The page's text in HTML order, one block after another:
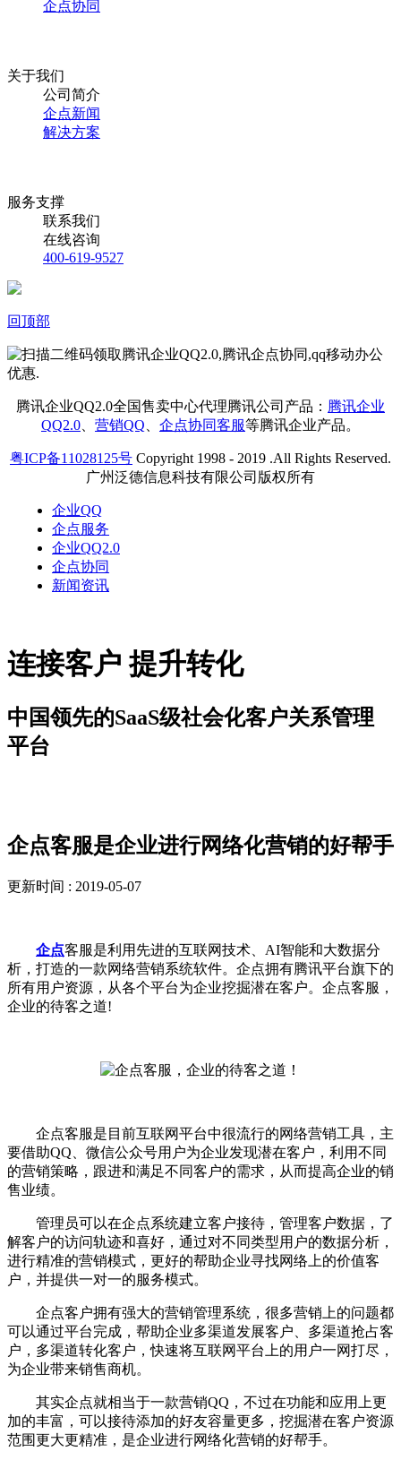
企点协同
关于我们
公司简介
企点新闻
解决方案
服务支撑
联系我们
在线咨询
400-619-9527
回顶部
腾讯企业QQ2.0全国售卖中心代理腾讯公司产品： 腾讯企业
QQ2.0
营销QQ 企点协同客服等腾讯企业产品。
粤ICP备11028125号 Copyright 1998 - 2019 .All Rights Reserved.
广州泛德信息科技有限公司版权所有
企业QQ
企点服务
企业QQ2.0
企点协同
新闻资讯
连接客户 提升转化
中国领先的SaaS级社会化客户关系管理
平台
企点客服是企业进行网络化营销的好帮手
更新时间 : 2019-05-07
企点客服是利用先进的互联网技术、AI智能和大数据分
析，打造的一款网络营销系统软件。企点拥有腾讯平台旗下的
所有用户资源，从各个平台为企业挖掘潜在客户。企点客服，
企业的待客之道!
企点客服是目前互联网平台中很流行的网络营销工具，主
要借助QQ、微信公众号用户为企业发现潜在客户，利用不同
的营销策略，跟进和满足不同客户的需求，从而提高企业的销
售业绩。
管理员可以在企点系统建立客户接待，管理客户数据，了
解客户的访问轨迹和喜好，通过对不同类型用户的数据分析，
进行精准的营销模式，更好的帮助企业寻找网络上的价值客
户，并提供一对一的服务模式。
企点客户拥有强大的营销管理系统，很多营销上的问题都
可以通过平台完成，帮助企业多渠道发展客户、多渠道抢占客
户，多渠道转化客户，快速将互联网平台上的用户一网打尽，
为企业带来销售商机。
其实企点就相当于一款营销QQ，不过在功能和应用上更
加的丰富，可以接待添加的好友容量更多，挖掘潜在客户资源
范围更大更精准，是企业进行网络化营销的好帮手。